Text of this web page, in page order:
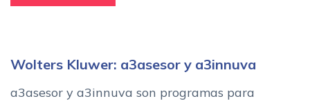
Wolters Kluwer: a3asesor y a3innuva
a3asesor y a3innuva son programas para